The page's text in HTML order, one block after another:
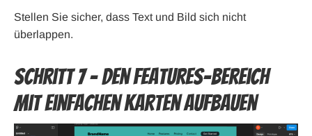
Stellen Sie sicher, dass Text und Bild sich nicht
überlappen.
Schritt 7 – Den Features-Bereich
mit einfachen Karten aufbauen